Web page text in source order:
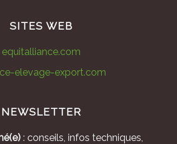
SITES WEB
equitalliance.com
elevage-export.com
NEWSLETTER
: conseils, infos techniques,